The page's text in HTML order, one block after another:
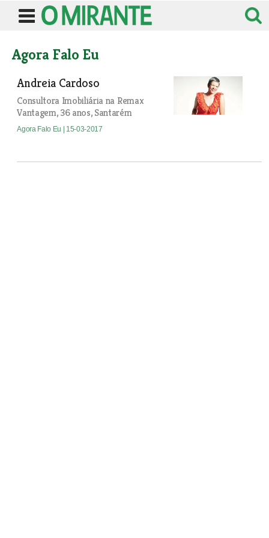
Agora Falo Eu
Andreia Cardoso
Consultora Imobiliária na Remax
Vantagem, 36 anos, Santarém
Agora Falo Eu | 15-03-2017